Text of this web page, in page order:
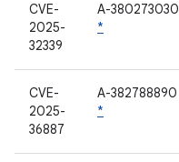
CVE-
2025-
32339
A-380273030
*
CVE-
2025-
36887
A-382788890
*